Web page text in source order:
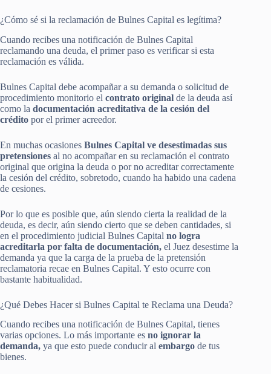
¿Cómo sé si la reclamación de Bulnes Capital es legítima?
Cuando recibes una notificación de Bulnes Capital
reclamando una deuda, el primer paso es verificar si esta
reclamación es válida.
Bulnes Capital debe acompañar a su demanda o solicitud de
procedimiento monitorio el contrato original de la deuda así
como la documentación acreditativa de la cesión del
crédito por el primer acreedor.
En muchas ocasiones Bulnes Capital ve desestimadas sus
pretensiones al no acompañar en su reclamación el contrato
original que origina la deuda o por no acreditar correctamente
la cesión del crédito, sobretodo, cuando ha habido una cadena
de cesiones.
Por lo que es posible que, aún siendo cierta la realidad de la
deuda, es decir, aún siendo cierto que se deben cantidades, si
en el procedimiento judicial Bulnes Capital no logra
acreditarla por falta de documentación, el Juez desestime la
demanda ya que la carga de la prueba de la pretensión
reclamatoria recae en Bulnes Capital. Y esto ocurre con
bastante habitualidad.
¿Qué Debes Hacer si Bulnes Capital te Reclama una Deuda?
Cuando recibes una notificación de Bulnes Capital, tienes
varias opciones. Lo más importante es no ignorar la
demanda, ya que esto puede conducir al embargo de tus
bienes.